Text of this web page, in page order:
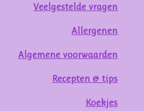
Veelgestelde vragen
Allergenen
Algemene voorwaarden
Recepten & tips
Koekjes